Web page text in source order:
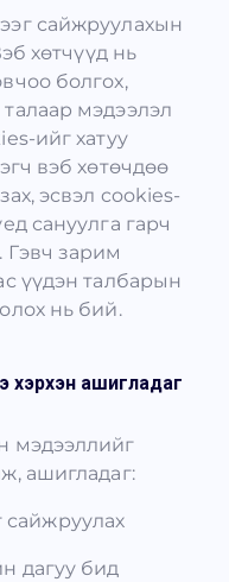
сайжруулахын
хөтчүүд нь
болгох,
мэдээлэл
ийг хатуу
вэб хөтөчдөө
эсвэл cookies-
сануулга гарч
Гэвч зарим
үүдэн талбарын
нь бий.
хэрхэн ашигладаг
мэдээллийг
ашигладаг:
дагуу бид